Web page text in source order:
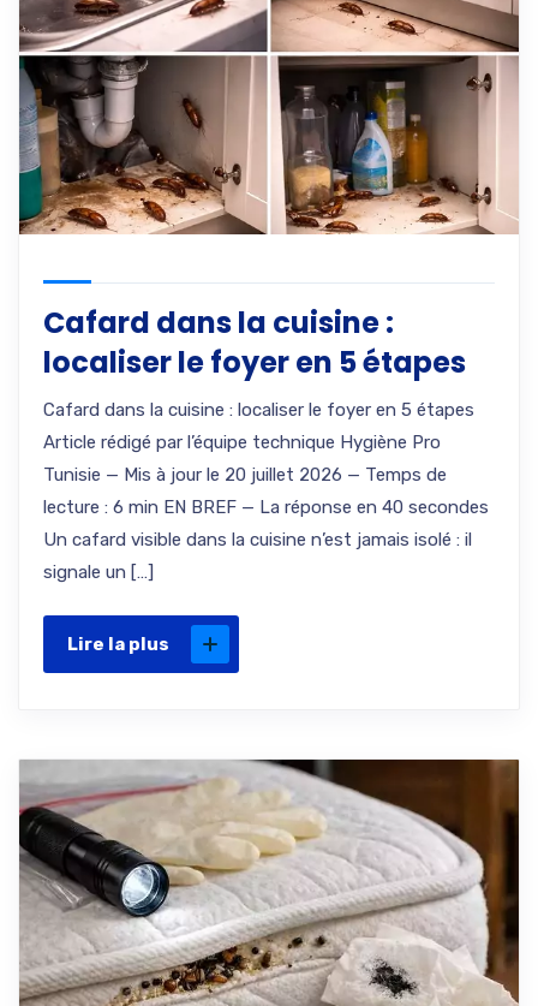
Cafard dans la cuisine :
localiser le foyer en 5 étapes
Cafard dans la cuisine : localiser le foyer en 5 étapes
Article rédigé par l’équipe technique Hygiène Pro
Tunisie — Mis à jour le 20 juillet 2026 — Temps de
lecture : 6 min EN BREF — La réponse en 40 secondes
Un cafard visible dans la cuisine n’est jamais isolé : il
signale un […]
Lire la plus